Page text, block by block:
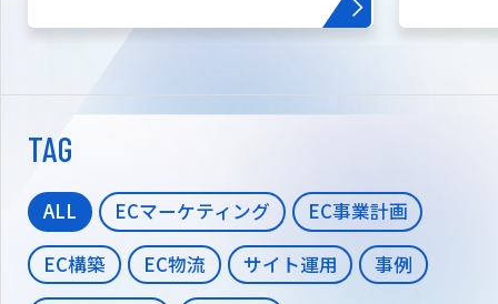
TAG
ALL ECマーケティング
EC事業計画
EC構築
EC物流 サイト運用
事例